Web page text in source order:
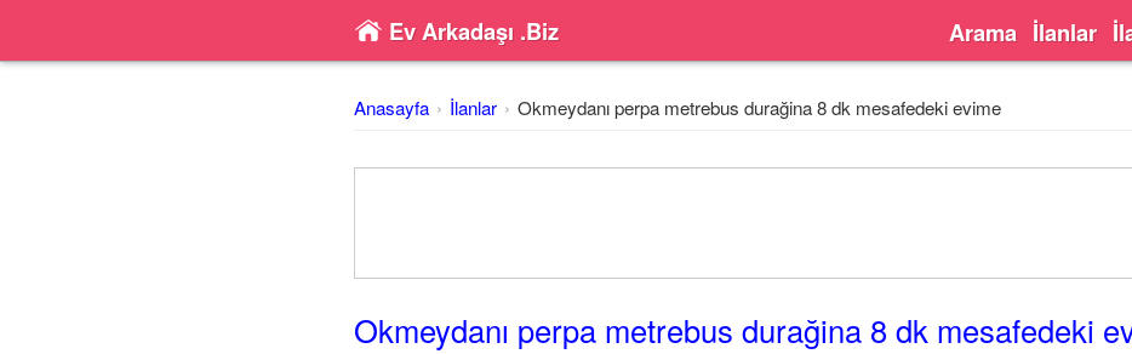
Ev Arkadaşı .Biz Arama İlanlar
Anasayfa İlanlar Okmeydanı perpa metrebus durağina 8 dk mesafedeki evime
Okmeydanı perpa metrebus durağina 8 dk mesafedeki